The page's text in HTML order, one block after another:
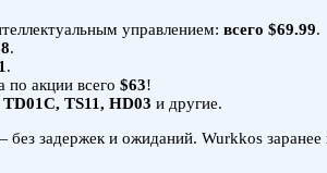
управлением: всего $69.99.
.
.
по акции всего $63!
TS11, HD03 и другие.
задержек и ожиданий. Wurkkos